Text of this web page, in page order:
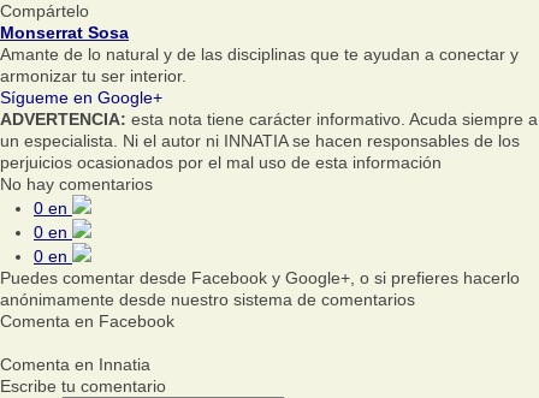
Compártelo
Monserrat Sosa
Amante de lo natural y de las disciplinas que te ayudan a conectar y
armonizar tu ser interior.
Sígueme en Google+
ADVERTENCIA: esta nota tiene carácter informativo. Acuda siempre a
un especialista. Ni el autor ni INNATIA se hacen responsables de los
perjuicios ocasionados por el mal uso de esta información
No hay comentarios
0 en
0 en
0 en
Puedes comentar desde Facebook y Google+, o si prefieres hacerlo
anónimamente desde nuestro sistema de comentarios
Comenta en Facebook
Comenta en Innatia
Escribe tu comentario